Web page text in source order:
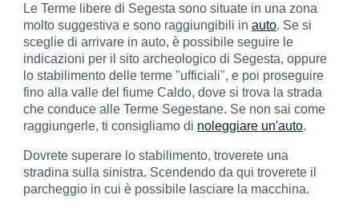
Le Terme libere di Segesta sono situate in una zona
molto suggestiva e sono raggiungibili inauto. Se si
sceglie di arrivare in auto, è possibile seguire le
indicazioni per il sito archeologico di Segesta, oppure
lo stabilimento delle terme "ufficiali", e poi proseguire
fino alla valle del fiume Caldo, dove si trova la strada
che conduce alle Terme Segestane. Se non sai come
raggiungerle, ti consigliamo di noleggiare un'auto.
Dovrete superare lo stabilimento, troverete una
stradina sulla sinistra. Scendendo da qui troverete il
parcheggio in cui è possibile lasciare la macchina.